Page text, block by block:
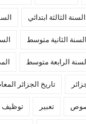
السنة الثالثة ابتدائي
السنة الثانية متوسط
السنة الرابعة متوسط
تاريخ الجزائر
تعبير توظيف